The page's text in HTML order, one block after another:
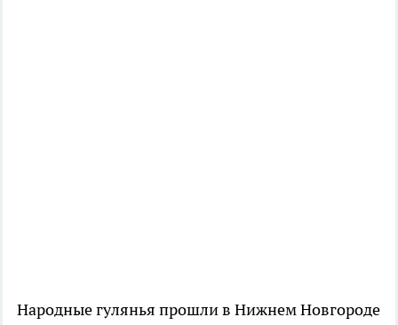
Народные гулянья прошли в Нижнем Новгороде